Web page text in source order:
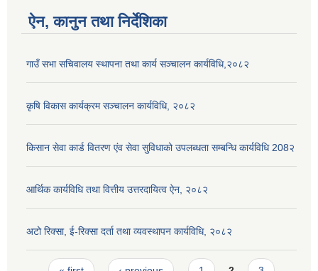
ऐन, कानुन तथा निर्देशिका
गाउँ सभा सचिवालय स्थापना तथा कार्य सञ्चालन कार्यविधि,२०८२
कृषि विकास कार्यक्रम सञ्चालन कार्यविधि, २०८२
किसान सेवा कार्ड वितरण एंव सेवा सुविधाको उपलब्धता सम्बन्धि कार्यविधि 208२
आर्थिक कार्यविधि तथा वित्तीय उत्तरदायित्व ऐन, २०८२
अटो रिक्सा, ई-रिक्सा दर्ता तथा व्यवस्थापन कार्यविधि, २०८२